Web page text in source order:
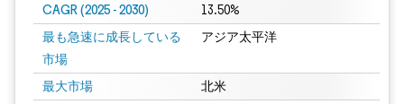
CAGR (2025 - 2030) 13.50%
最も急速に成長している
市場
アジア太平洋
最大市場 北米